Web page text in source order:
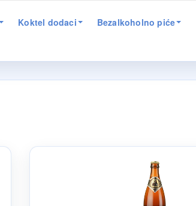
Koktel dodaci Bezalkoholno piće